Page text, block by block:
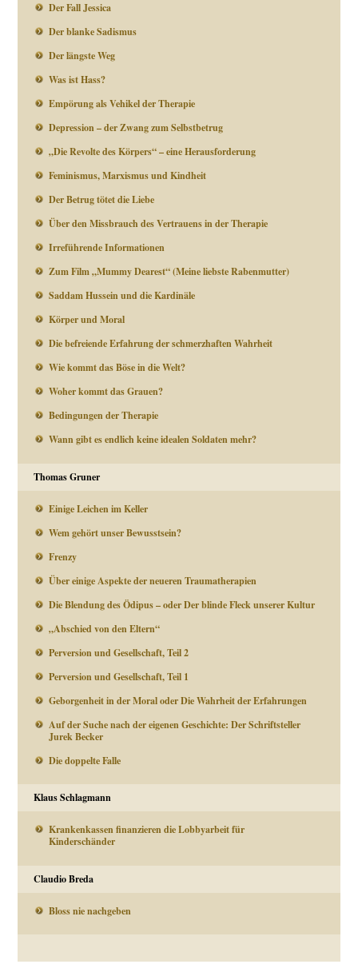
Der Fall Jessica
Der blanke Sadismus
Der längste Weg
Was ist Hass?
Empörung als Vehikel der Therapie
Depression – der Zwang zum Selbstbetrug
„Die Revolte des Körpers“ – eine Herausforderung
Feminismus, Marxismus und Kindheit
Der Betrug tötet die Liebe
Über den Missbrauch des Vertrauens in der Therapie
Irreführende Informationen
Zum Film „Mummy Dearest“ (Meine liebste Rabenmutter)
Saddam Hussein und die Kardinäle
Körper und Moral
Die befreiende Erfahrung der schmerzhaften Wahrheit
Wie kommt das Böse in die Welt?
Woher kommt das Grauen?
Bedingungen der Therapie
Wann gibt es endlich keine idealen Soldaten mehr?
Thomas Gruner
Einige Leichen im Keller
Wem gehört unser Bewusstsein?
Frenzy
Über einige Aspekte der neueren Traumatherapien
Die Blendung des Ödipus – oder Der blinde Fleck unserer Kultur
„Abschied von den Eltern“
Perversion und Gesellschaft, Teil 2
Perversion und Gesellschaft, Teil 1
Geborgenheit in der Moral oder Die Wahrheit der Erfahrungen
Auf der Suche nach der eigenen Geschichte: Der Schriftsteller
Jurek Becker
Die doppelte Falle
Klaus Schlagmann
Krankenkassen finanzieren die Lobbyarbeit für
Kinderschänder
Claudio Breda
Bloss nie nachgeben